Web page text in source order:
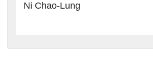
Ni Chao-Lung